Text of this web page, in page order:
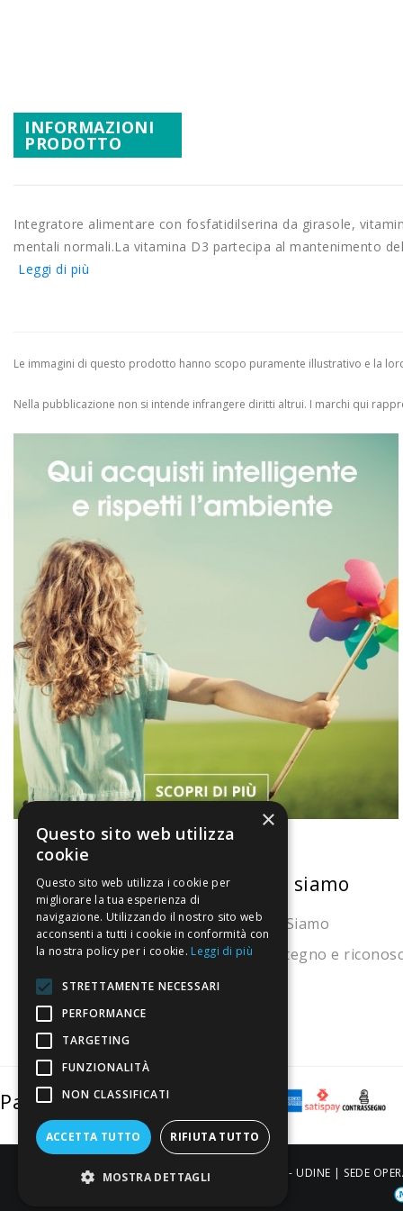
di
immagini
INFORMAZIONI
PRODOTTO
Integratore alimentare con fosfatidilserina da girasole,
mentali normali.La vitamina D3 partecipa al mantenimento
Leggi di più
Le immagini di questo prodotto hanno scopo puramente illustrativo e la
Nella pubblicazione non si intende infrangere diritti altrui. I marchi qui
La nostra convenienza
Il risparmio che fa ambiente
Il nostro manifesto
Il blog
Perché fidarti
Vendi con noi
Chi siamo
Chi Siamo
Sostegno e
Pagamenti sicuri
ALDIGIÙ S.R.L. | Via Cortazzis 15 33100 - UDINE | SEDE
×
Questo sito web utilizza
cookie
Questo sito web utilizza i cookie per
migliorare la tua esperienza di
navigazione. Utilizzando il nostro sito web
acconsenti a tutti i cookie in conformità con
la nostra policy per i cookie. Leggi di più
STRETTAMENTE NECESSARI
PERFORMANCE
TARGETING
FUNZIONALITÀ
NON CLASSIFICATI
ACCETTA TUTTO RIFIUTA TUTTO
MOSTRA DETTAGLI